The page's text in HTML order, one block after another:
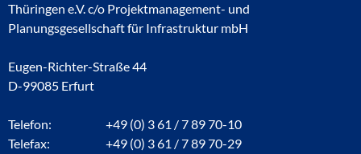
Thüringen e.V. c/o Projektmanagement- und
Planungsgesellschaft für Infrastruktur mbH
Eugen-Richter-Straße 44
D-99085 Erfurt
Telefon:
+49 (0) 3 61 / 7 89 70-10
Telefax:
+49 (0) 3 61 / 7 89 70-29